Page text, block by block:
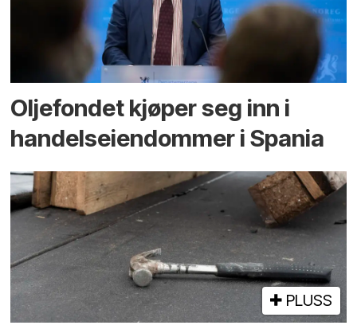
Oljefondet kjøper seg inn i
handels­eiendommer i Spania
PLUSS